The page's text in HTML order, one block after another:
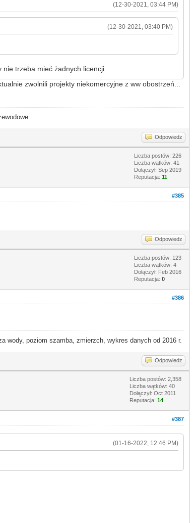
(12-30-2021, 03:44 PM)
(12-30-2021, 03:40 PM)
trzeba mieć żadnych licencji...
zwolnili projekty niekomercyjne z ww obostrzeń...
Odpowiedz
Liczba postów: 226
Liczba wątków: 41
Dołączył: Sep 2019
Reputacja: 11
#385
Odpowiedz
Liczba postów: 123
Liczba wątków: 4
Dołączył: Feb 2016
Reputacja: 0
#386
wody, poziom szamba, zmierzch, wykres danych od 2016 r.
Odpowiedz
Liczba postów: 2,358
Liczba wątków: 40
Dołączył: Oct 2011
Reputacja: 14
#387
(01-16-2022, 12:46 PM)